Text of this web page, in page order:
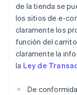
de la tienda se
los sitios de e-
claramente los
función del
claramente la
la Ley de
De